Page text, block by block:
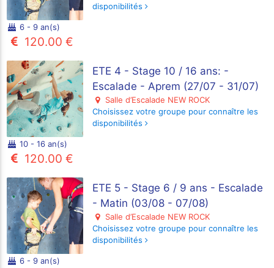
disponibilités
6 - 9 an(s)
120.00 €
ETE 4 - Stage 10 / 16 ans: -
Escalade - Aprem (27/07 - 31/07)
Salle d’Escalade NEW ROCK
Choisissez votre groupe pour connaître les
disponibilités
10 - 16 an(s)
120.00 €
ETE 5 - Stage 6 / 9 ans - Escalade
- Matin (03/08 - 07/08)
Salle d’Escalade NEW ROCK
Choisissez votre groupe pour connaître les
disponibilités
6 - 9 an(s)